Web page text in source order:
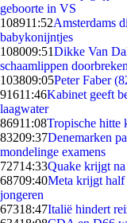
geboorte in VS
108911:52Amsterdams
babykonijntjes
108009:51Dikke Van
schaamlippen
103809:05Peter Faber
91611:46Kabinet geeft
laagwater
86911:08Tropische hitte
83209:37Denemarken
mondelinge examens
72714:33Quake krijgt
68709:40Meta krijgt half
jongeren
67318:47Italië hindert